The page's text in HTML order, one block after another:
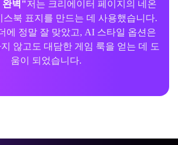
완벽"저는 크리에이터 페이지의 네온
스북 표지를 만드는 데 사용했습니다.
에 정말 잘 맞았고, AI 스타일 옵션은
않고도 대담한 게임 룩을 얻는 데 도
움이 되었습니다.